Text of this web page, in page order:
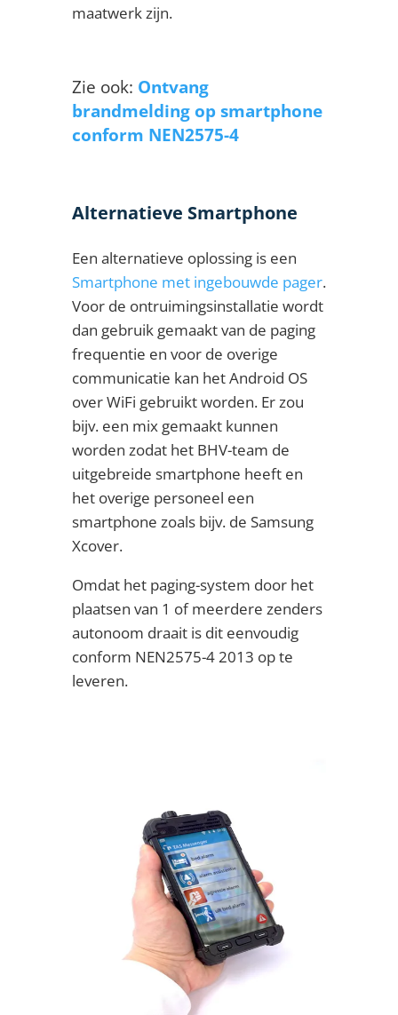
maatwerk zijn.
Zie ook: Ontvang
brandmelding op smartphone
conform NEN2575-4
Alternatieve Smartphone
Een alternatieve oplossing is een
Smartphone met ingebouwde pager.
Voor de ontruimingsinstallatie wordt
dan gebruik gemaakt van de paging
frequentie en voor de overige
communicatie kan het Android OS
over WiFi gebruikt worden. Er zou
bijv. een mix gemaakt kunnen
worden zodat het BHV-team de
uitgebreide smartphone heeft en
het overige personeel een
smartphone zoals bijv. de Samsung
Xcover.
Omdat het paging-system door het
plaatsen van 1 of meerdere zenders
autonoom draait is dit eenvoudig
conform NEN2575-4 2013 op te
leveren.